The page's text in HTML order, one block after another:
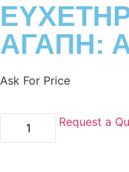
ΑΓΑΠΗ:
Ask For Price
Request a